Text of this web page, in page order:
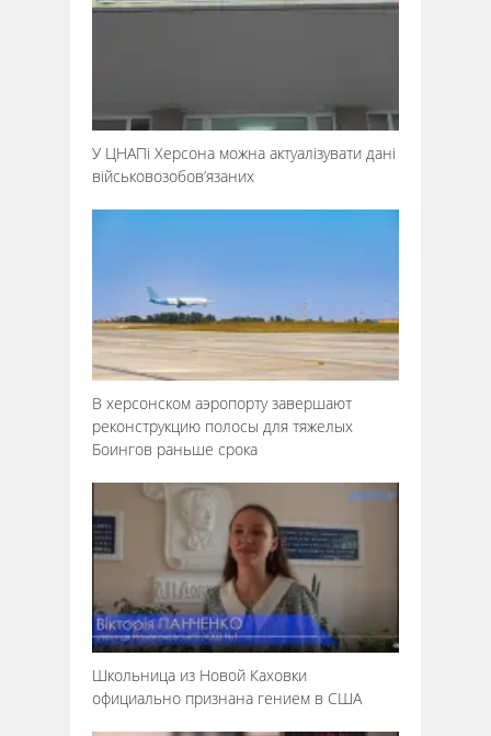
У ЦНАПі Херсона можна актуалізувати дані
військовозобов’язаних
В херсонском аэропорту завершают
реконструкцию полосы для тяжелых
Боингов раньше срока
Школьница из Новой Каховки
официально признана гением в США